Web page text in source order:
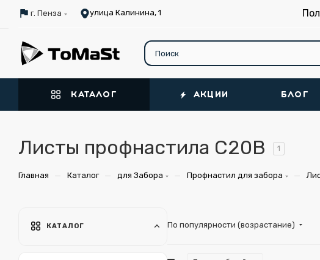
г. Пенза улица Калинина, 1
КАТАЛОГ АКЦИИ БЛОГ
Листы профнастила С20В 1
Главная — Каталог — для Забора — Профнастил для забора —
По популярности (возрастание)
КАТАЛОГ